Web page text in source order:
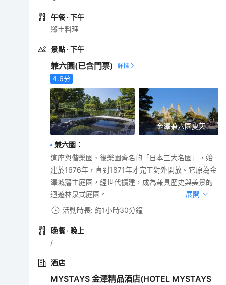
午餐 · 下午
鄉土料理
景點 · 下午
兼六園(已含門票)
4.6分
金澤兼六園夏天
兼六園 ：
這座與偕樂園、後樂園齊名的「日本三大名園」，始
建於1676年，直到1871年才完工對外開放。它原為金
澤城藩主庭園，經世代擴建，成為兼具歷史與美景的
迴遊林泉式庭園。
展開
活動時長: 約1小時30分鐘
晚餐 · 晚上
/
酒店
MYSTAYS 金澤精品酒店(HOTEL MYSTAYS